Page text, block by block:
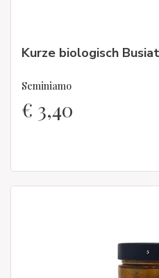
Kurze biologisch
Seminiamo
€ 3,40